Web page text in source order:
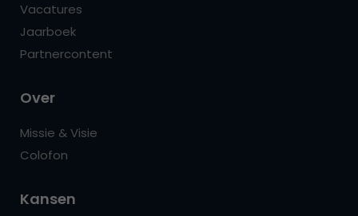
Vacatures
Jaarboek
Partnercontent
Over
Missie & Visie
Colofon
Kansen